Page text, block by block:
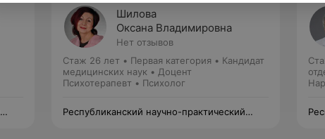
Шилова
Оксана Владимировна
Нет отзывов
Стаж 26 лет • Первая категория • Кандидат
медицинских наук • Доцент
Психотерапевт • Психолог
Республиканский научно-практический